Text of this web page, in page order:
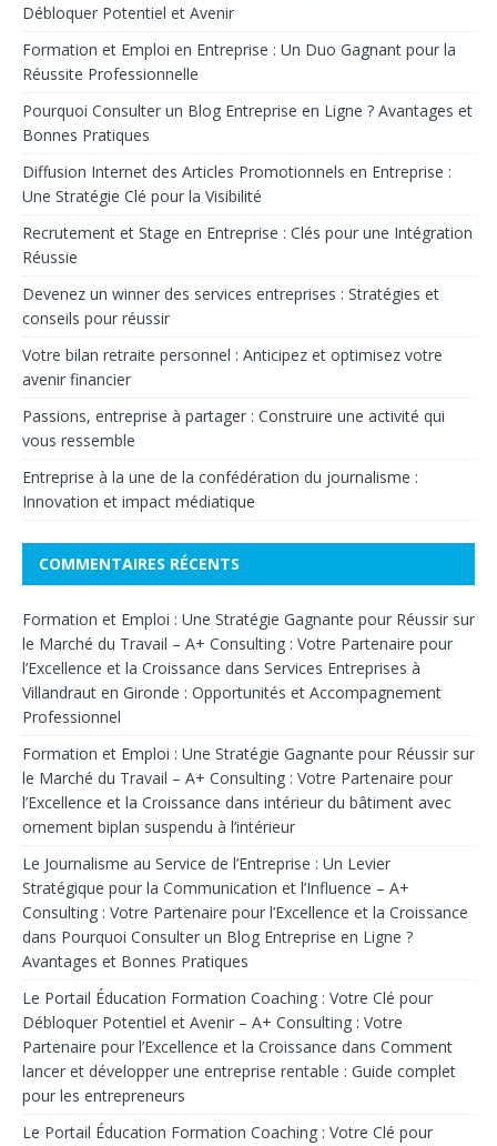
Débloquer Potentiel et Avenir
Formation et Emploi en Entreprise : Un Duo Gagnant pour la
Réussite Professionnelle
Pourquoi Consulter un Blog Entreprise en Ligne ? Avantages et
Bonnes Pratiques
Diffusion Internet des Articles Promotionnels en Entreprise :
Une Stratégie Clé pour la Visibilité
Recrutement et Stage en Entreprise : Clés pour une Intégration
Réussie
Devenez un winner des services entreprises : Stratégies et
conseils pour réussir
Votre bilan retraite personnel : Anticipez et optimisez votre
avenir financier
Passions, entreprise à partager : Construire une activité qui
vous ressemble
Entreprise à la une de la confédération du journalisme :
Innovation et impact médiatique
COMMENTAIRES RÉCENTS
Formation et Emploi : Une Stratégie Gagnante pour Réussir sur
le Marché du Travail – A+ Consulting : Votre Partenaire pour
l’Excellence et la Croissance dans Services Entreprises à
Villandraut en Gironde : Opportunités et Accompagnement
Professionnel
Formation et Emploi : Une Stratégie Gagnante pour Réussir sur
le Marché du Travail – A+ Consulting : Votre Partenaire pour
l’Excellence et la Croissance dans intérieur du bâtiment avec
ornement biplan suspendu à l’intérieur
Le Journalisme au Service de l’Entreprise : Un Levier
Stratégique pour la Communication et l’Influence – A+
Consulting : Votre Partenaire pour l’Excellence et la Croissance
dans Pourquoi Consulter un Blog Entreprise en Ligne ?
Avantages et Bonnes Pratiques
Le Portail Éducation Formation Coaching : Votre Clé pour
Débloquer Potentiel et Avenir – A+ Consulting : Votre
Partenaire pour l’Excellence et la Croissance dans Comment
lancer et développer une entreprise rentable : Guide complet
pour les entrepreneurs
Le Portail Éducation Formation Coaching : Votre Clé pour